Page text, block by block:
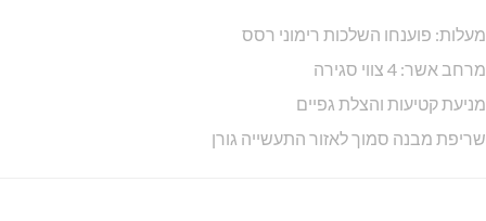
מעלות: פוענחו השלכות רימוני רסס
מרחב אשר: 4 צווי סגירה
מניעת קטיעות והצלת גפיים
שריפת מבנה סמוך לאזור התעשייה גורן